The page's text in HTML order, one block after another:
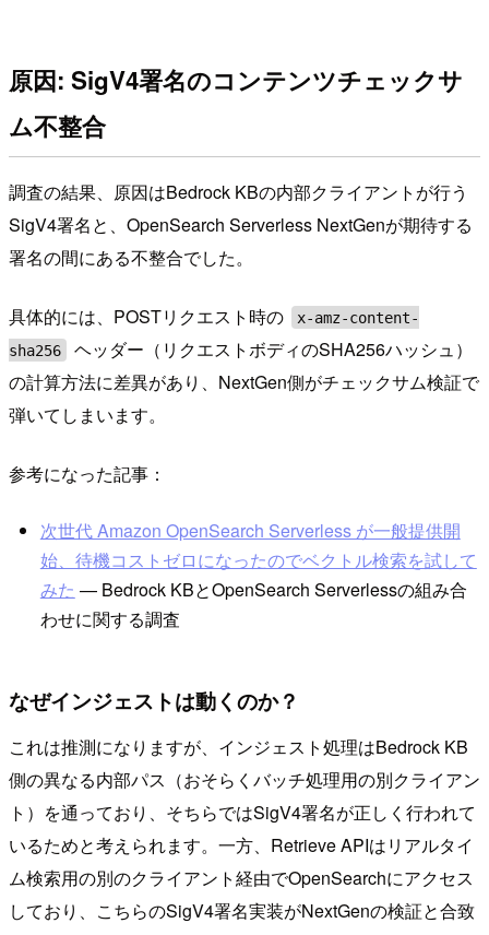
原因: SigV4署名のコンテンツチェックサ
ム不整合
調査の結果、原因はBedrock KBの内部クライアントが行う
SigV4署名と、OpenSearch Serverless NextGenが期待する
署名の間にある不整合でした。
具体的には、POSTリクエスト時の
x-amz-content-
sha256
ヘッダー（リクエストボディのSHA256ハッシュ）
の計算方法に差異があり、NextGen側がチェックサム検証で
弾いてしまいます。
参考になった記事：
次世代 Amazon OpenSearch Serverless が一般提供開
始、待機コストゼロになったのでベクトル検索を試して
みた — Bedrock KBとOpenSearch Serverlessの組み合
わせに関する調査
なぜインジェストは動くのか？
これは推測になりますが、インジェスト処理はBedrock KB
側の異なる内部パス（おそらくバッチ処理用の別クライアン
ト）を通っており、そちらではSigV4署名が正しく行われて
いるためと考えられます。一方、Retrieve APIはリアルタイ
ム検索用の別のクライアント経由でOpenSearchにアクセス
しており、こちらのSigV4署名実装がNextGenの検証と合致